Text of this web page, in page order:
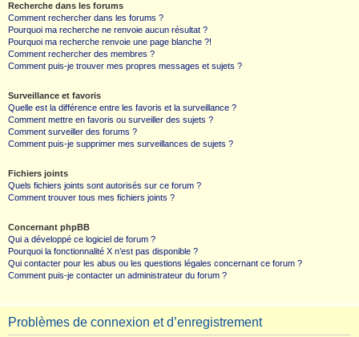
Recherche dans les forums
Comment rechercher dans les forums ?
Pourquoi ma recherche ne renvoie aucun résultat ?
Pourquoi ma recherche renvoie une page blanche ?!
Comment rechercher des membres ?
Comment puis-je trouver mes propres messages et sujets ?
Surveillance et favoris
Quelle est la différence entre les favoris et la surveillance ?
Comment mettre en favoris ou surveiller des sujets ?
Comment surveiller des forums ?
Comment puis-je supprimer mes surveillances de sujets ?
Fichiers joints
Quels fichiers joints sont autorisés sur ce forum ?
Comment trouver tous mes fichiers joints ?
Concernant phpBB
Qui a développé ce logiciel de forum ?
Pourquoi la fonctionnalité X n’est pas disponible ?
Qui contacter pour les abus ou les questions légales concernant ce forum ?
Comment puis-je contacter un administrateur du forum ?
Problèmes de connexion et d’enregistrement